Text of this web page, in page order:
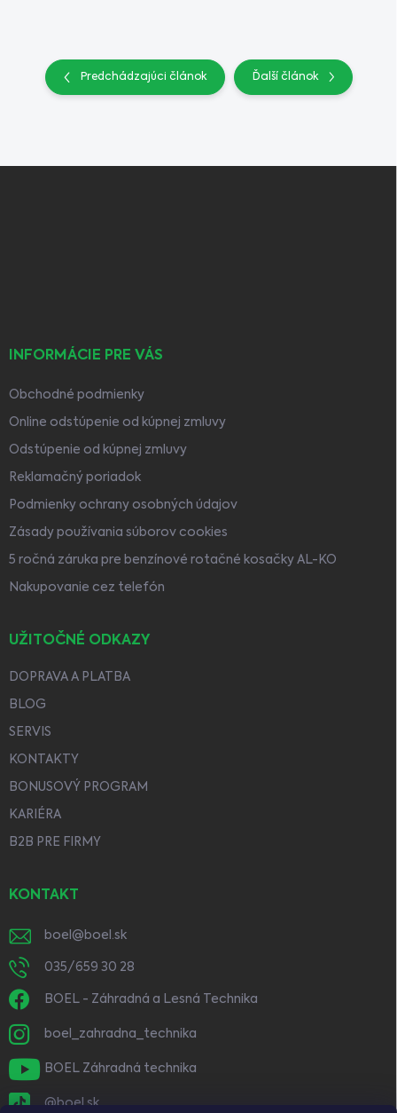
Predchádzajúci článok Ďalší článok
INFORMÁCIE PRE VÁS
Obchodné podmienky
Online odstúpenie od kúpnej zmluvy
Odstúpenie od kúpnej zmluvy
Reklamačný poriadok
Podmienky ochrany osobných údajov
Zásady používania súborov cookies
5 ročná záruka pre benzínové rotačné kosačky AL-KO
Nakupovanie cez telefón
UŽITOČNÉ ODKAZY
DOPRAVA A PLATBA
BLOG
SERVIS
KONTAKTY
BONUSOVÝ PROGRAM
KARIÉRA
B2B PRE FIRMY
KONTAKT
boel @ boel.sk
035/659 30 28
BOEL - Záhradná a Lesná Technika
boel_zahradna_technika
BOEL Záhradná technika
@boel.sk